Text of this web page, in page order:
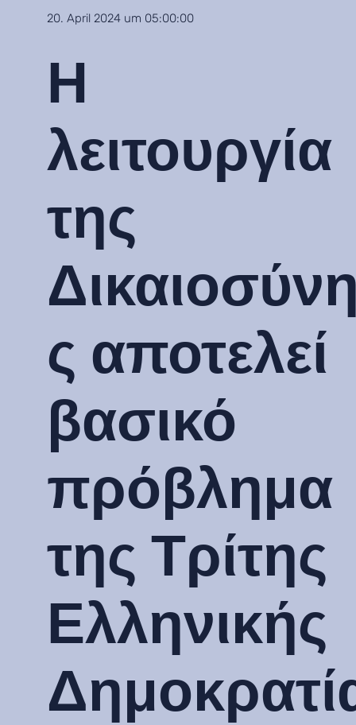
20. April 2024 um 05:00:00
Η
λειτουργία
της
ς αποτελεί
βασικό
πρόβλημα
της Τρίτης
Ελληνικής